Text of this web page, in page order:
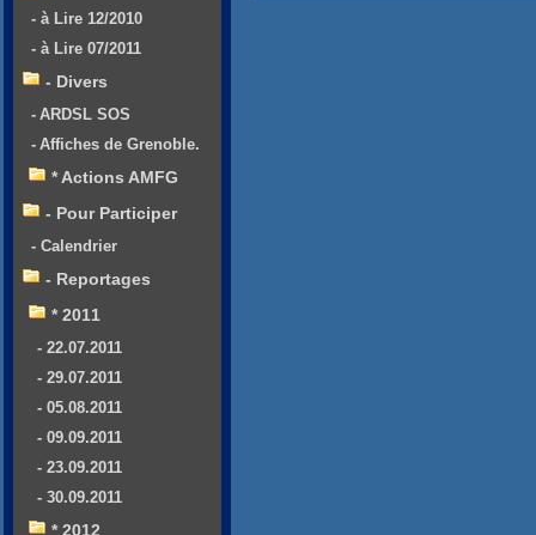
- à Lire 12/2010
- à Lire 07/2011
- Divers
- ARDSL SOS
- Affiches de Grenoble.
* Actions AMFG
- Pour Participer
- Calendrier
- Reportages
* 2011
- 22.07.2011
- 29.07.2011
- 05.08.2011
- 09.09.2011
- 23.09.2011
- 30.09.2011
* 2012